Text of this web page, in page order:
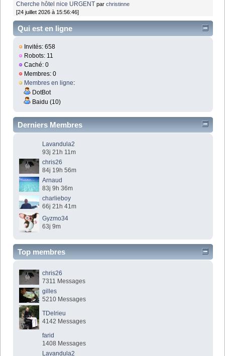
Cherche hôtel nice URGENT parchristinne
[24 juillet 2026 à 15:56:46]
Qui est en ligne
Invités: 658
Robots: 11
Caché: 0
Membres: 0
Membres en ligne:
DotBot
Baidu (10)
Derniers Membres
Lavandula2
93j 21h 11m
chris26
84j 19h 56m
Arnaud
83j 9h 36m
charlieboy
66j 21h 41m
Gyzmo34
63j 9m
Top membres
chris26
7311 Messages
gilles
5210 Messages
TDelrieu
4142 Messages
farid
1408 Messages
Lavandula2